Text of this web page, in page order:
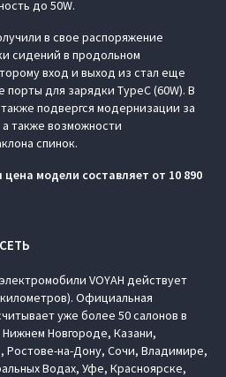
до 50W.
в свое распоряжение
сидений в продольном
вход и выход из стал еще
для зарядки TypeC (60W). В
подвергся модернизации за
также возможности
спинок.
модели составляет от 10 890
VOYAH действует
километров). Официальная
уже более 50 салонов в
Новгороде, Казани,
на-Дону, Сочи, Владимире,
Водах, Уфе, Красноярске,